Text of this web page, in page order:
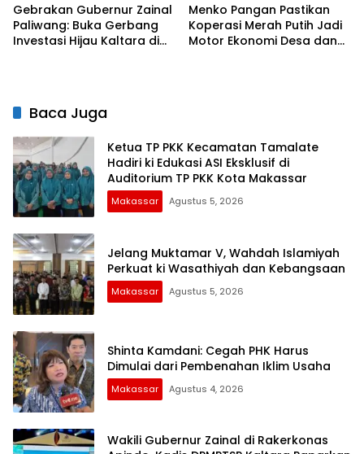
Gebrakan Gubernur Zainal
Paliwang: Buka Gerbang
Investasi Hijau Kaltara di
Menko Pangan Pastikan
Koperasi Merah Putih Jadi
Motor Ekonomi Desa dan
Baca Juga
Ketua TP PKK Kecamatan Tamalate
Hadiri ki Edukasi ASI Eksklusif di
Auditorium TP PKK Kota Makassar
Makassar Agustus 5, 2026
Jelang Muktamar V, Wahdah Islamiyah
Perkuat ki Wasathiyah dan Kebangsaan
Makassar Agustus 5, 2026
Shinta Kamdani: Cegah PHK Harus
Dimulai dari Pembenahan Iklim Usaha
Makassar Agustus 4, 2026
Wakili Gubernur Zainal di Rakerkonas